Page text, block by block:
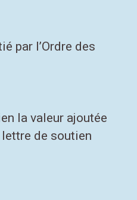
par l’Ordre des
la valeur ajoutée
lettre de soutien